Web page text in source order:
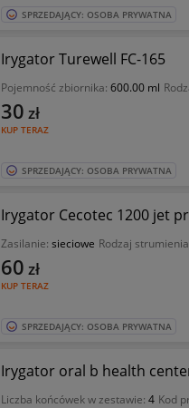
SPRZEDAJĄCY: OSOBA PRYWATNA
Irygator Turewell FC-165
Pojemność zbiornika: 600.00 ml
KUP TERAZ
30 zł
SPRZEDAJĄCY: OSOBA PRYWATNA
Irygator Cecotec 1200 jet
Zasilanie: sieciowe Rodzaj
KUP TERAZ
60 zł
SPRZEDAJĄCY: OSOBA PRYWATNA
Irygator oral b health
Liczba końcówek w zestawie: 4 Kod